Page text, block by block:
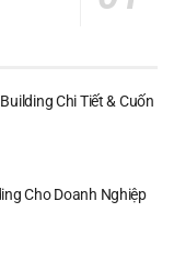
Chi Tiết & Cuốn
Cho Doanh Nghiệp